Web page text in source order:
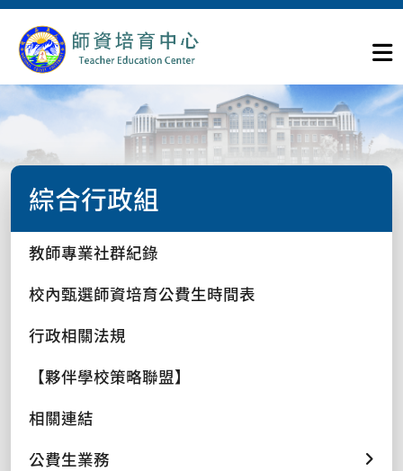
綜合行政組
教師專業社群紀錄
校內甄選師資培育公費生時間表
行政相關法規
【夥伴學校策略聯盟】
相關連結
公費生業務